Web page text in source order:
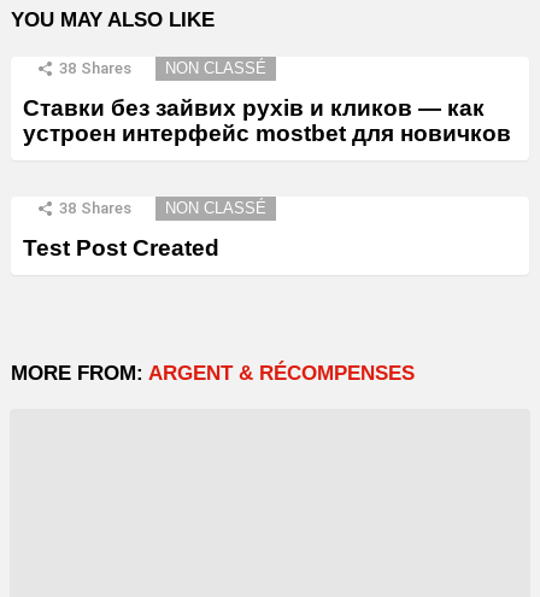
YOU MAY ALSO LIKE
38 Shares NON CLASSÉ
Ставки без зайвих рухів и кликов — как
устроен интерфейс mostbet для новичков
38 Shares NON CLASSÉ
Test Post Created
MORE FROM: ARGENT & RÉCOMPENSES